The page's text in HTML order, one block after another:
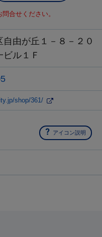
合せください。
自由が丘１－８－２０
ビル１Ｆ
shop/361/
アイコン説明